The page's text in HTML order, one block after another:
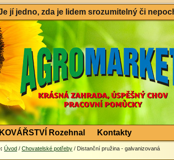
jí jedno, zda je lidem srozumitelný či
Rozehnal Kontakty
Úvod / Chovatelské potřeby / Distanční pružina - galvanizovaná